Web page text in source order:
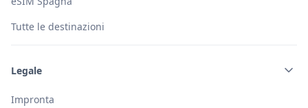
Tutte le destinazioni
Legale
Impronta